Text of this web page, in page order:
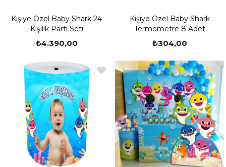
Kişiye Özel Baby Shark 24
Kişilik Parti Seti
₺4.390,00
Kişiye Özel Baby Shark
Termometre 8 Adet
₺304,00